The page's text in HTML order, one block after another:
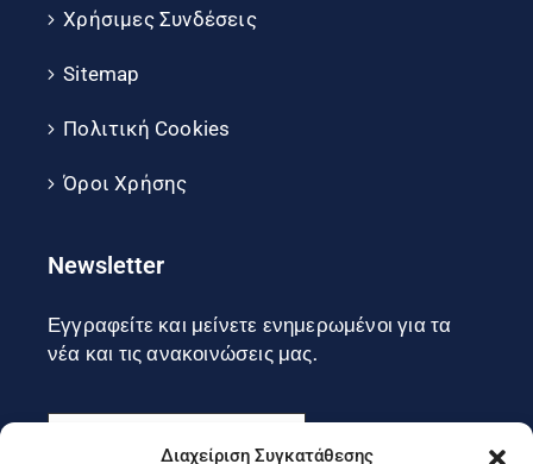
Διαχείριση Συγκατάθεσης
Χρήσιμες Συνδέσεις
Sitemap
Πολιτική Cookies
Όροι Χρήσης
Newsletter
Εγγραφείτε και μείνετε ενημερωμένοι για τα
νέα και τις ανακοινώσεις μας.